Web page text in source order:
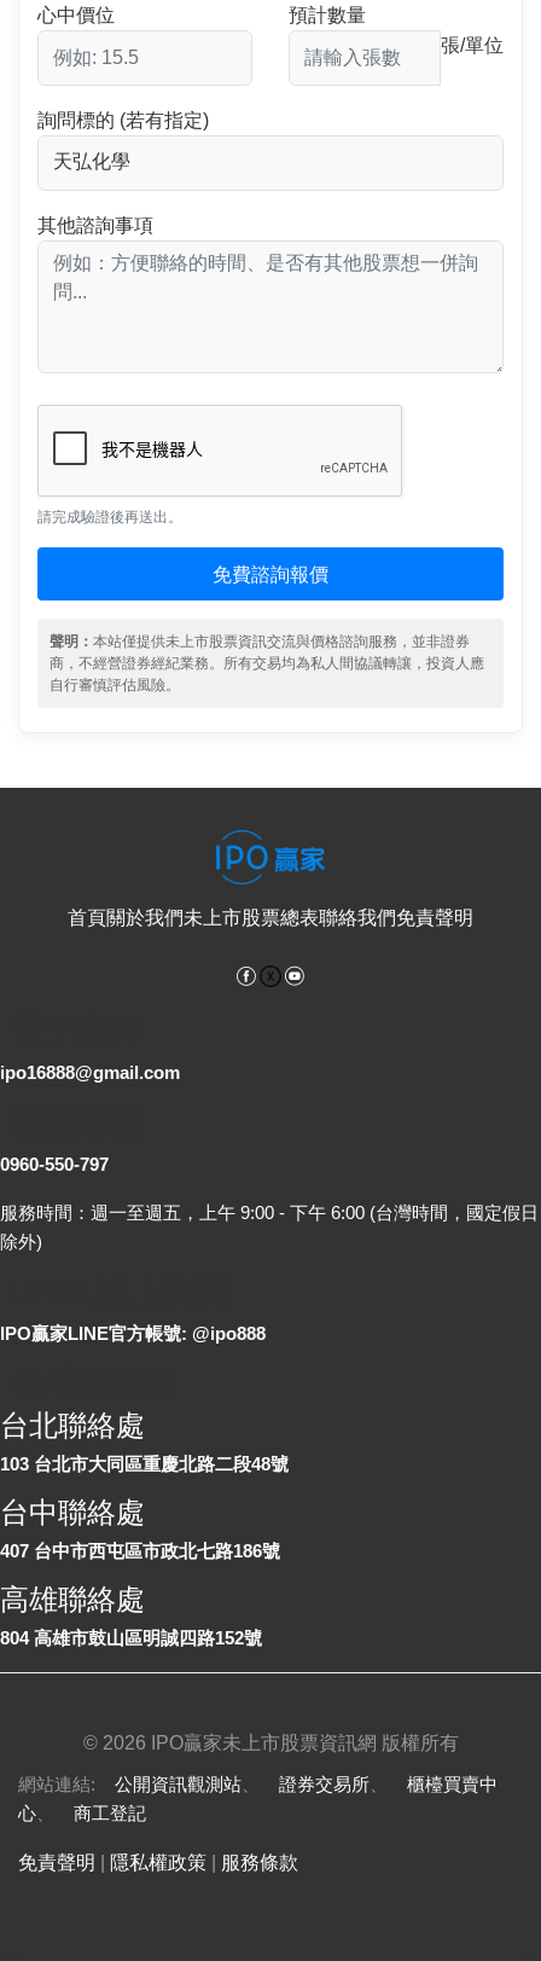
心中價位
預計數量
張/單位
詢問標的 (若有指定)
其他諮詢事項
請完成驗證後再送出。
免費諮詢報價
聲明： 本站僅提供未上市股票資訊交流與價格諮詢服務，並非證券
商，不經營證券經紀業務。所有交易均為私人間協議轉讓，投資人應
自行審慎評估風險。
首頁關於我們未上市股票總表聯絡我們免責聲明
Facebook
ipo16888@gmail.com
0960-550-797
服務時間：週一至週五，上午 9:00 - 下午 6:00 (台灣時間，國定假日
除外)
IPO贏家LINE官方帳號: @ipo888
台北聯絡處
103 台北市大同區重慶北路二段48號
台中聯絡處
407 台中市西屯區市政北七路186號
高雄聯絡處
804 高雄市鼓山區明誠四路152號
© 2026 IPO贏家未上市股票資訊網 版權所有
網站連結: 公開資訊觀測站 證券交易所
櫃檯買賣中
心
商工登記
免責聲明 隱私權政策 服務條款